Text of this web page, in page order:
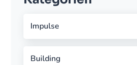
Impulse
Building